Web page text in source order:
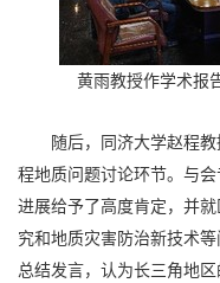
黄雨教授作学术报
随后，同济大学赵程
程地质问题讨论环节。与
进展给予了高度肯定，并
究和地质灾害防治新技术
总结发言，认为长三角地